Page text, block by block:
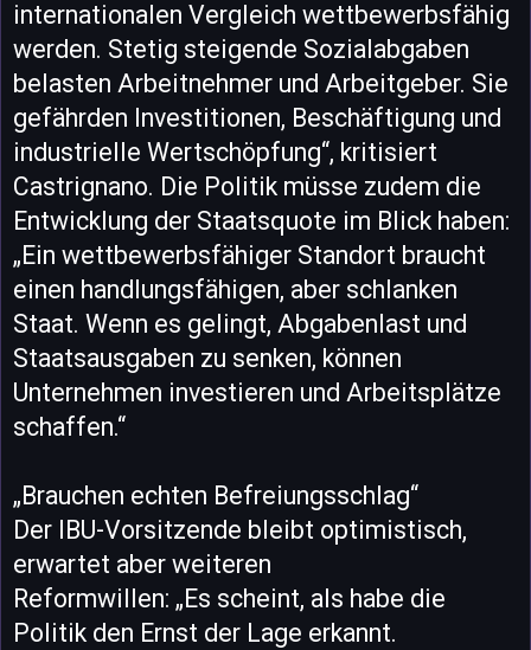
internationalen Vergleich wettbewerbsfähig
werden. Stetig steigende Sozialabgaben
belasten Arbeitnehmer und Arbeitgeber. Sie
gefährden Investitionen, Beschäftigung und
industrielle Wertschöpfung“, kritisiert
Castrignano. Die Politik müsse zudem die
Entwicklung der Staatsquote im Blick haben:
„Ein wettbewerbsfähiger Standort braucht
einen handlungsfähigen, aber schlanken
Staat. Wenn es gelingt, Abgabenlast und
Staatsausgaben zu senken, können
Unternehmen investieren und Arbeitsplätze
schaffen.“
„Brauchen echten Befreiungsschlag“
Der IBU-Vorsitzende bleibt optimistisch,
erwartet aber weiteren
Reformwillen: „Es scheint, als habe die
Politik den Ernst der Lage erkannt.